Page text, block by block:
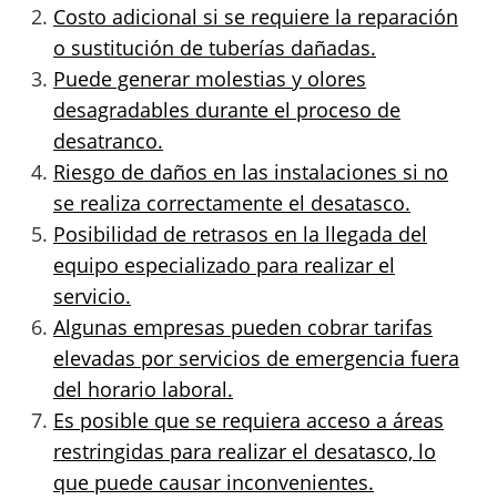
Costo adicional si se requiere la reparación
o sustitución de tuberías dañadas.
Puede generar molestias y olores
desagradables durante el proceso de
desatranco.
Riesgo de daños en las instalaciones si no
se realiza correctamente el desatasco.
Posibilidad de retrasos en la llegada del
equipo especializado para realizar el
servicio.
Algunas empresas pueden cobrar tarifas
elevadas por servicios de emergencia fuera
del horario laboral.
Es posible que se requiera acceso a áreas
restringidas para realizar el desatasco, lo
que puede causar inconvenientes.